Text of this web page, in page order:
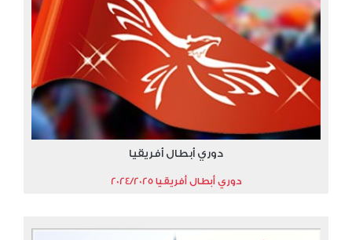
دوري أبطال أفريقيا
دوري أبطال أفريقيا 2024/2025